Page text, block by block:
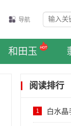
导航
和田玉
阅读排行
1 白水晶